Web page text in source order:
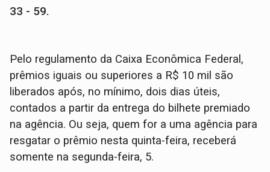
33 - 59.
Pelo regulamento da Caixa Econômica Federal,
prêmios iguais ou superiores a R$ 10 mil são
liberados após, no mínimo, dois dias úteis,
contados a partir da entrega do bilhete premiado
na agência. Ou seja, quem for a uma agência para
resgatar o prêmio nesta quinta-feira, receberá
somente na segunda-feira, 5.